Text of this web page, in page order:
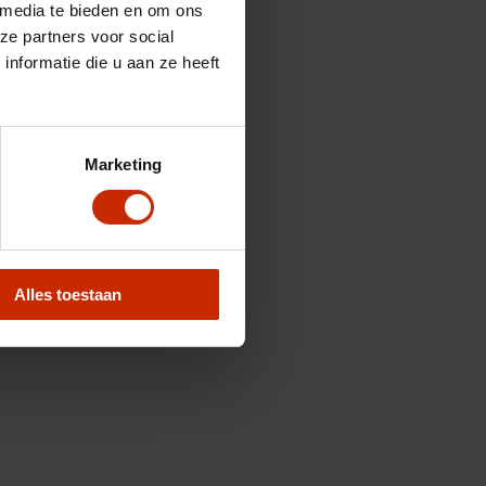
te bieden en om ons
partners voor social
die u aan ze heeft
Marketing
Alles toestaan